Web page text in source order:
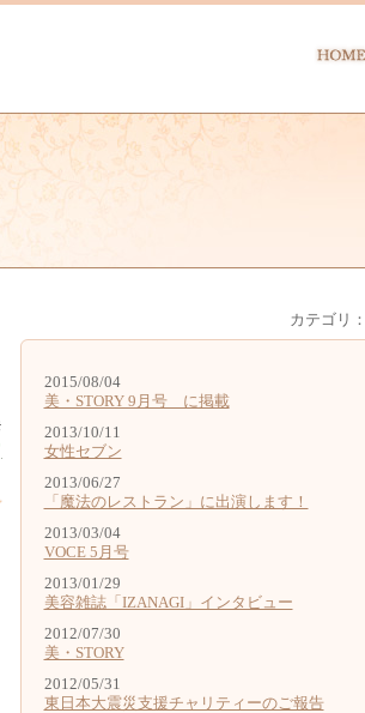
カテゴリ：
2015/08/04
美・STORY 9月号 に掲載
2013/10/11
女性セブン
2013/06/27
「魔法のレストラン」に出演します！
2013/03/04
VOCE 5月号
2013/01/29
美容雑誌「IZANAGI」インタビュー
2012/07/30
美・STORY
2012/05/31
東日本大震災支援チャリティーのご報告